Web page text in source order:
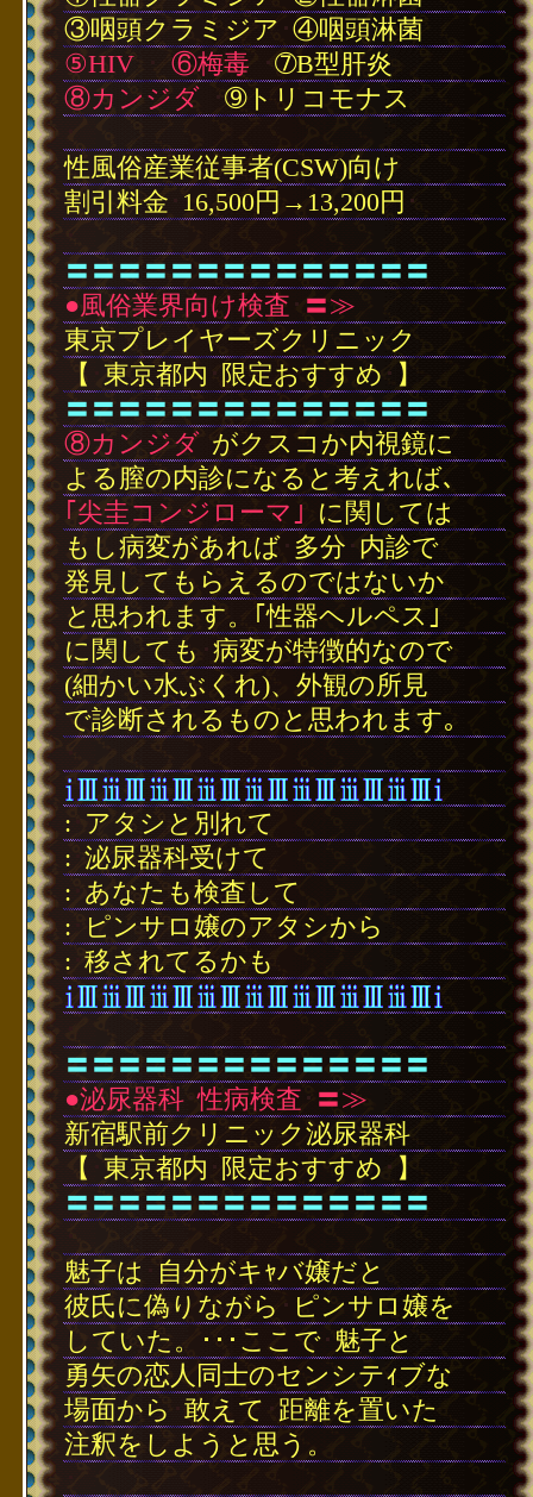
③咽頭クラミジア ④咽頭淋菌
⑤HIV
⑥梅毒
➆B型肝炎
⑧カンジダ
➈トリコモナス
性風俗産業従事者(CSW)向け
割引料金 16,500円→13,200円 ･
〓〓〓〓〓〓〓〓〓〓〓〓〓〓
●風俗業界向け検査 ･ 〓≫
東京プレイヤーズクリニック
【 東京都内 限定おすすめ ･ 】
〓〓〓〓〓〓〓〓〓〓〓〓〓〓
⑧カンジダ がクスコか内視鏡に
よる膣の内診になると考えれば､
｢尖圭コンジローマ｣ に関しては
もし病変があれば 多分 ･ 内診で
発見してもらえるのではないか
と思われます。｢性器ヘルペス｣
に関しても 病変が特徴的なので
(細かい水ぶくれ)、外観の所見
で診断されるものと思われます｡
: アタシと別れて
: 泌尿器科受けて
: あなたも検査して
:
ピンサロ嬢のアタシから
: 移されてるかも
〓〓〓〓〓〓〓〓〓〓〓〓〓〓
●泌尿器科 ･性病検査 ･ 〓≫
新宿駅前クリニック泌尿器科
【 東京都内 限定おすすめ ･ 】
〓〓〓〓〓〓〓〓〓〓〓〓〓〓
魅子は
自分がキｬバ嬢だと
彼氏に偽りながら
ピンサロ嬢を
していた。･･･ここで･ 魅子と
勇矢の恋人同士のセンシテｨブな
場面から 敢えて 距離を置いた
注釈をしようと思う。